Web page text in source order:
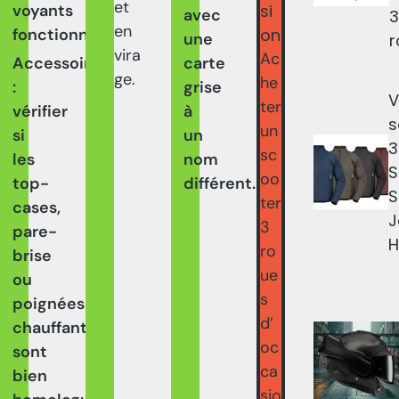
voyants
fonctionnels.
Accessoires
:
vérifier
si
les
top-
cases,
pare-
brise
ou
poignées
chauffantes
sont
bien
et
en
vira
ge.
avec
une
carte
grise
à
un
nom
différent.
si
on
Ac
he
ter
un
sc
oo
ter
3
ro
ue
s
d’
oc
ca